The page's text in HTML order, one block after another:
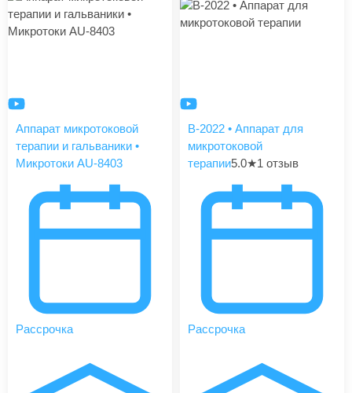
Аппарат микротоковой
терапии и гальваники •
Микротоки AU-8403
Рассрочка
В-2022 • Аппарат для
микротоковой
терапии5.0★1 отзыв
Рассрочка